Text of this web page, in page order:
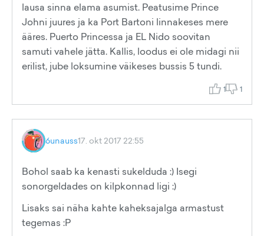
lausa sinna elama asumist. Peatusime Prince
Johni juures ja ka Port Bartoni linnakeses mere
ääres. Puerto Princessa ja EL Nido soovitan
samuti vahele jätta. Kallis, loodus ei ole midagi nii
erilist, jube loksumine väikeses bussis 5 tundi.
1 1
6unauss17. okt 2017 22:55
Bohol saab ka kenasti sukelduda :) Isegi
sonorgeldades on kilpkonnad ligi :)
Lisaks sai näha kahte kaheksajalga armastust
tegemas :P